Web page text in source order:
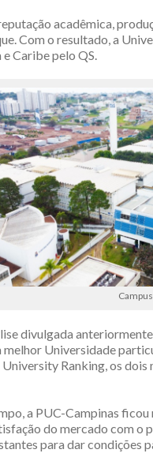
acadêmica,
Com o resultado, a
Caribe pelo QS.
divulgada
Universidade
Ranking, os dois
a PUC-Campinas ficou
do mercado com o
para dar condições